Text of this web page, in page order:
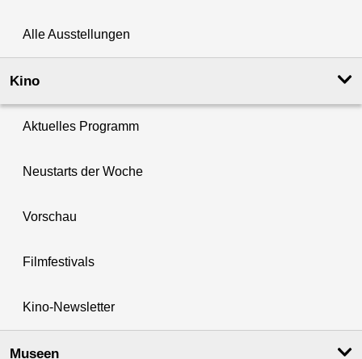
Alle Ausstellungen
Kino
Aktuelles Programm
Neustarts der Woche
Vorschau
Filmfestivals
Kino-Newsletter
Museen